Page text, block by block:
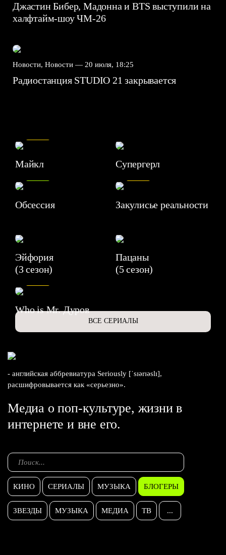
Джастин Бибер, Мадонна и BTS выступили на
халфтайм-шоу ЧМ-26
Новости, Новости — 20 июля, 18:25
Радиостанция STUDIO 21 закрывается
Майкл Супергерл
Обсессия
7.1
Закулисье реальности
Эйфория
(3 сезон)
Пацаны
(5 сезон)
Who is Mr. Дуров
ВСЕ СЕРИАЛЫ
- английская аббревиатура Seriously [ˈsɪərɪəslɪ],
расшифровывается как «серьезно».
Медиа о поп-культуре, жизни в
интернете и вне его.
КИНО СЕРИАЛЫ МУЗЫКА БЛОГЕРЫ
ЗВЕЗДЫ МУЗЫКА МЕДИА ТВ ...